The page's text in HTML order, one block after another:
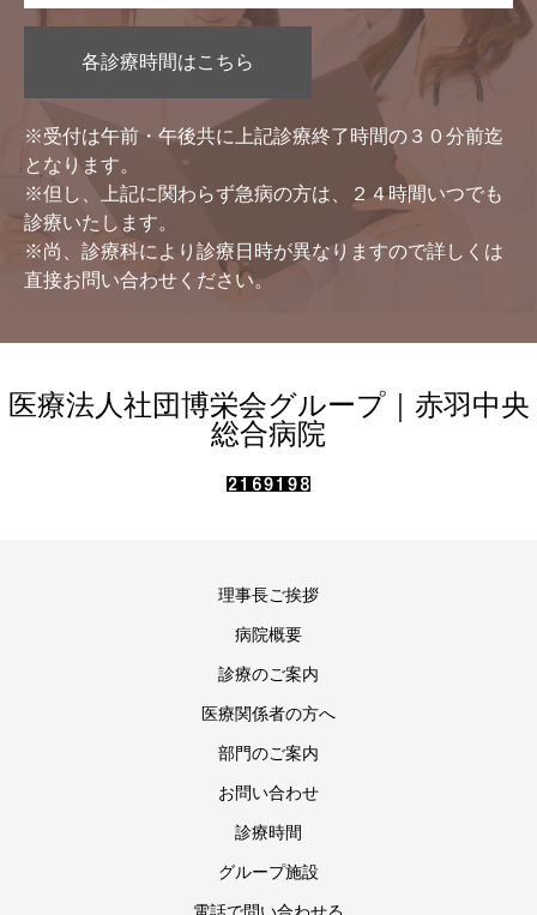
各診療時間はこちら
※受付は午前・午後共に上記診療終了時間の３０分前迄
となります。
※但し、上記に関わらず急病の方は、２４時間いつでも
診療いたします。
※尚、診療科により診療日時が異なりますので詳しくは
直接お問い合わせください。
医療法人社団博栄会グループ｜赤羽中央
総合病院
理事長ご挨拶
病院概要
診療のご案内
医療関係者の方へ
部門のご案内
お問い合わせ
診療時間
グループ施設